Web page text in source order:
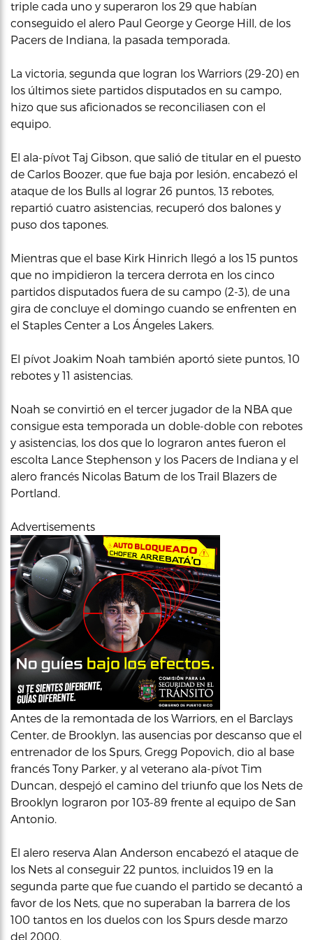
triple cada uno y superaron los 29 que habían
conseguido el alero Paul George y George Hill, de los
Pacers de Indiana, la pasada temporada.
La victoria, segunda que logran los Warriors (29-20) en
los últimos siete partidos disputados en su campo,
hizo que sus aficionados se reconciliasen con el
equipo.
El ala-pívot Taj Gibson, que salió de titular en el puesto
de Carlos Boozer, que fue baja por lesión, encabezó el
ataque de los Bulls al lograr 26 puntos, 13 rebotes,
repartió cuatro asistencias, recuperó dos balones y
puso dos tapones.
Mientras que el base Kirk Hinrich llegó a los 15 puntos
que no impidieron la tercera derrota en los cinco
partidos disputados fuera de su campo (2-3), de una
gira de concluye el domingo cuando se enfrenten en
el Staples Center a Los Ángeles Lakers.
El pívot Joakim Noah también aportó siete puntos, 10
rebotes y 11 asistencias.
Noah se convirtió en el tercer jugador de la NBA que
consigue esta temporada un doble-doble con rebotes
y asistencias, los dos que lo lograron antes fueron el
escolta Lance Stephenson y los Pacers de Indiana y el
alero francés Nicolas Batum de los Trail Blazers de
Portland.
Advertisements
Antes de la remontada de los Warriors, en el Barclays
Center, de Brooklyn, las ausencias por descanso que el
entrenador de los Spurs, Gregg Popovich, dio al base
francés Tony Parker, y al veterano ala-pívot Tim
Duncan, despejó el camino del triunfo que los Nets de
Brooklyn lograron por 103-89 frente al equipo de San
Antonio.
El alero reserva Alan Anderson encabezó el ataque de
los Nets al conseguir 22 puntos, incluidos 19 en la
segunda parte que fue cuando el partido se decantó a
favor de los Nets, que no superaban la barrera de los
100 tantos en los duelos con los Spurs desde marzo
del 2000.